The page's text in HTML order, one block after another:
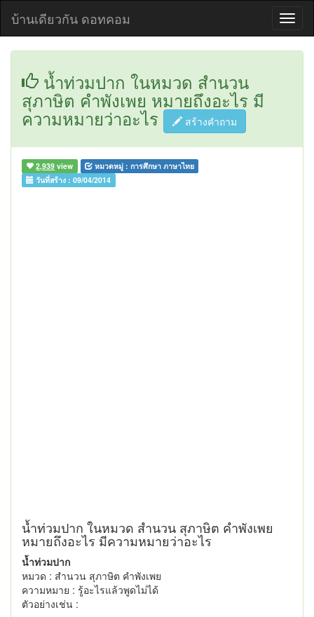
บ้านเดียวกัน ดอทคอม
น้ำท่วมปาก ในหมวด สำนวน
สุภาษิต คำพังเพย หมายถึงอะไร มี
ความหมายว่าอะไร สร้างคำถาม
2,939 view หมวดหมู่ : การศึกษา ภาษาไทย
วันที่สร้าง :09/04/2014
น้ำท่วมปาก ในหมวด สำนวน สุภาษิต คำพังเพย
หมายถึงอะไร มีความหมายว่าอะไร
น้ำท่วมปาก
หมวด : สำนวน สุภาษิต คำพังเพย
ความหมาย : รู้อะไรแล้วพูดไม่ได้
ตัวอย่างเช่น :